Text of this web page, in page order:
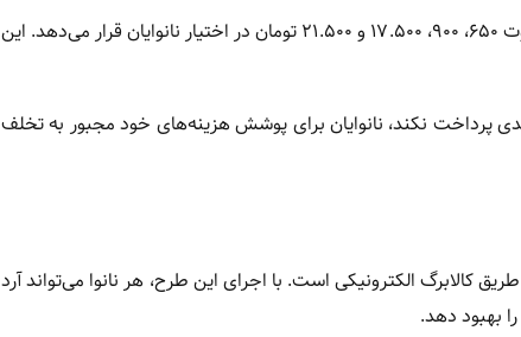
دولت گندم را به قیمت ۲۰.۵۰۰ تومان خریداری می‌کند اما آرد را با نرخ‌های متفاوت ۶۵۰، ۹۰۰، ۱۷.۵۰۰ و ۲۱.۵۰۰ تومان در اختیار نانوایان قرار می‌دهد. این
نکند، نانوایان برای پوشش هزینه‌های خود مجبور به تخلف
کالابرگ الکترونیکی است. با اجرای این طرح، هر نانوا می‌تواند آرد
بهبود دهد.